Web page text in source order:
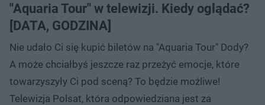
"Aquaria Tour" w telewizji. Kiedy oglądać?
[DATA, GODZINA]
Nie udało Ci się kupić biletów na "Aquaria Tour" Dody?
A może chciałbyś jeszcze raz przeżyć emocje, które
towarzyszyły Ci pod sceną? To będzie możliwe!
Telewizja Polsat, która odpowiedziana jest za